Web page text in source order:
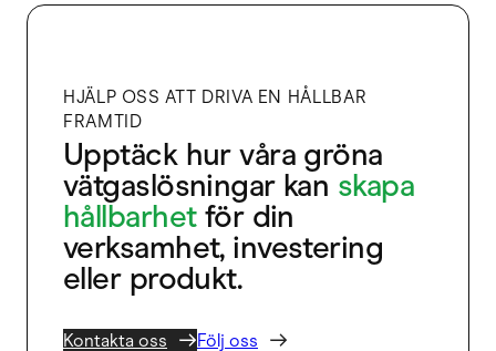
HJÄLP OSS ATT DRIVA EN HÅLLBAR
FRAMTID
Upptäck hur våra gröna
vätgaslösningar kan skapa
hållbarhetför din
verksamhet, investering
eller produkt.
Kontakta oss Följ oss